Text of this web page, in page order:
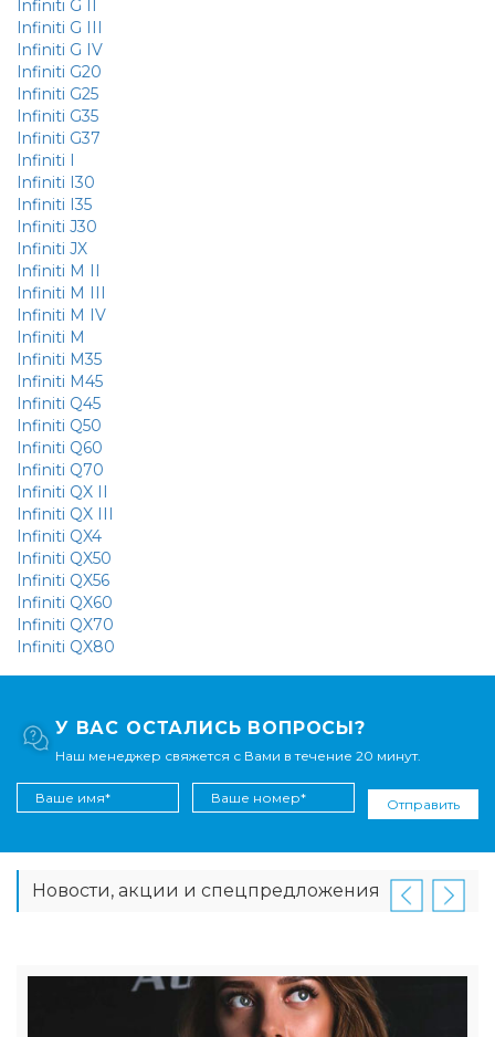
Infiniti G II
Infiniti G III
Infiniti G IV
Infiniti G20
Infiniti G25
Infiniti G35
Infiniti G37
Infiniti I
Infiniti I30
Infiniti I35
Infiniti J30
Infiniti JX
Infiniti M II
Infiniti M III
Infiniti M IV
Infiniti M
Infiniti M35
Infiniti M45
Infiniti Q45
Infiniti Q50
Infiniti Q60
Infiniti Q70
Infiniti QX II
Infiniti QX III
Infiniti QX4
Infiniti QX50
Infiniti QX56
Infiniti QX60
Infiniti QX70
Infiniti QX80
У ВАС ОСТАЛИСЬ ВОПРОСЫ?
Наш менеджер свяжется с Вами в течение 20 минут.
Отправить
Новости, акции и спецпредложения